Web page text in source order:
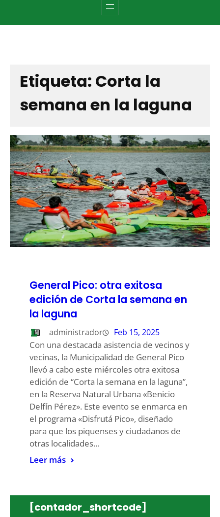
Etiqueta: Corta la
semana en la laguna
General Pico: otra exitosa
edición de Corta la semana en
la laguna
administrador Feb 15, 2025
Con una destacada asistencia de vecinos y
vecinas, la Municipalidad de General Pico
llevó a cabo este miércoles otra exitosa
edición de “Corta la semana en la laguna”,
en la Reserva Natural Urbana «Benicio
Delfín Pérez». Este evento se enmarca en
el programa «Disfrutá Pico», diseñado
para que los piquenses y ciudadanos de
otras localidades…
Leer más
[contador_shortcode]